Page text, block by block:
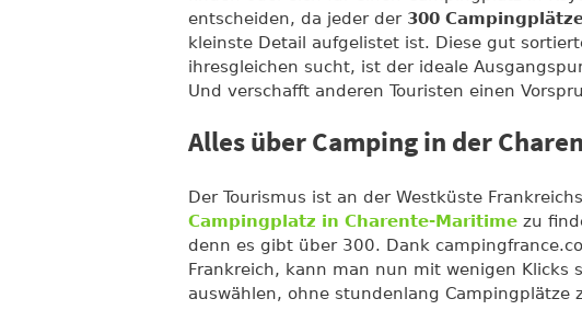
entscheiden, da jeder der 300
kleinste Detail aufgelistet ist. Diese gut
ihresgleichen sucht, ist der ideale
Und verschafft anderen Touristen einen
Alles über Camping in der
Der Tourismus ist an der Westküste
Campingplatz in Charente-Maritime zu
denn es gibt über 300. Dank
Frankreich, kann man nun mit wenigen Klicks
auswählen, ohne stundenlang Campingplätze